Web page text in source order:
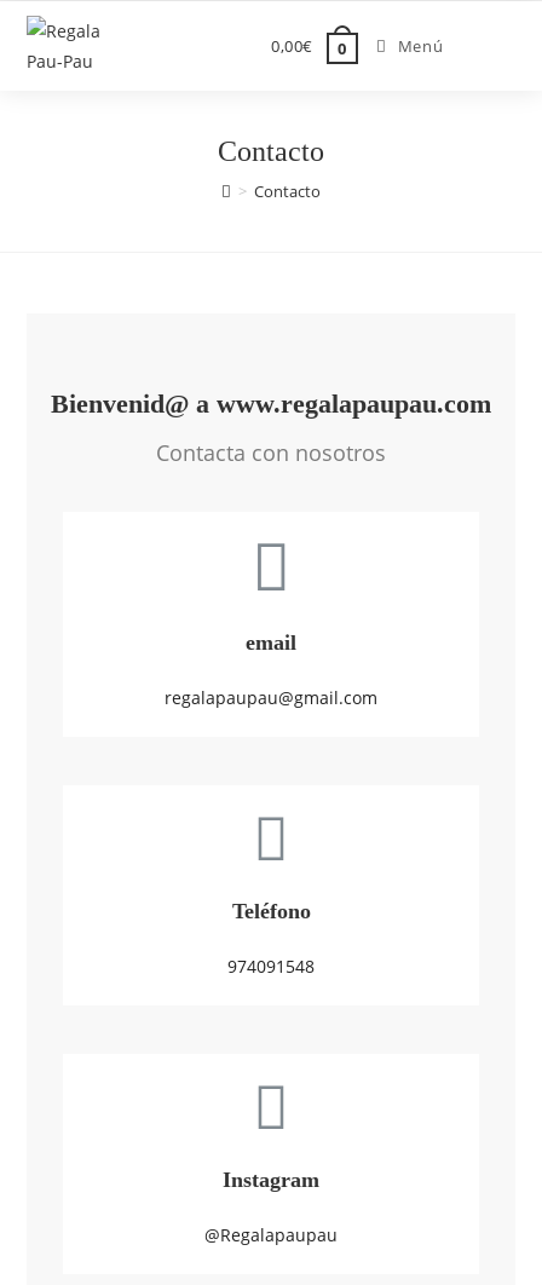
0,00€ 0 Menú
Contacto
> Contacto
Bienvenid@ a www.regalapaupau.com
Contacta con nosotros
email
regalapaupau@gmail.com
Teléfono
974091548
Instagram
@Regalapaupau